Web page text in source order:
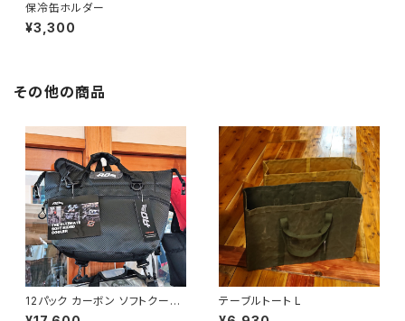
保冷缶ホルダー
¥3,300
その他の商品
12パック カーボン ソフトクーラ
ー
テーブルトート L